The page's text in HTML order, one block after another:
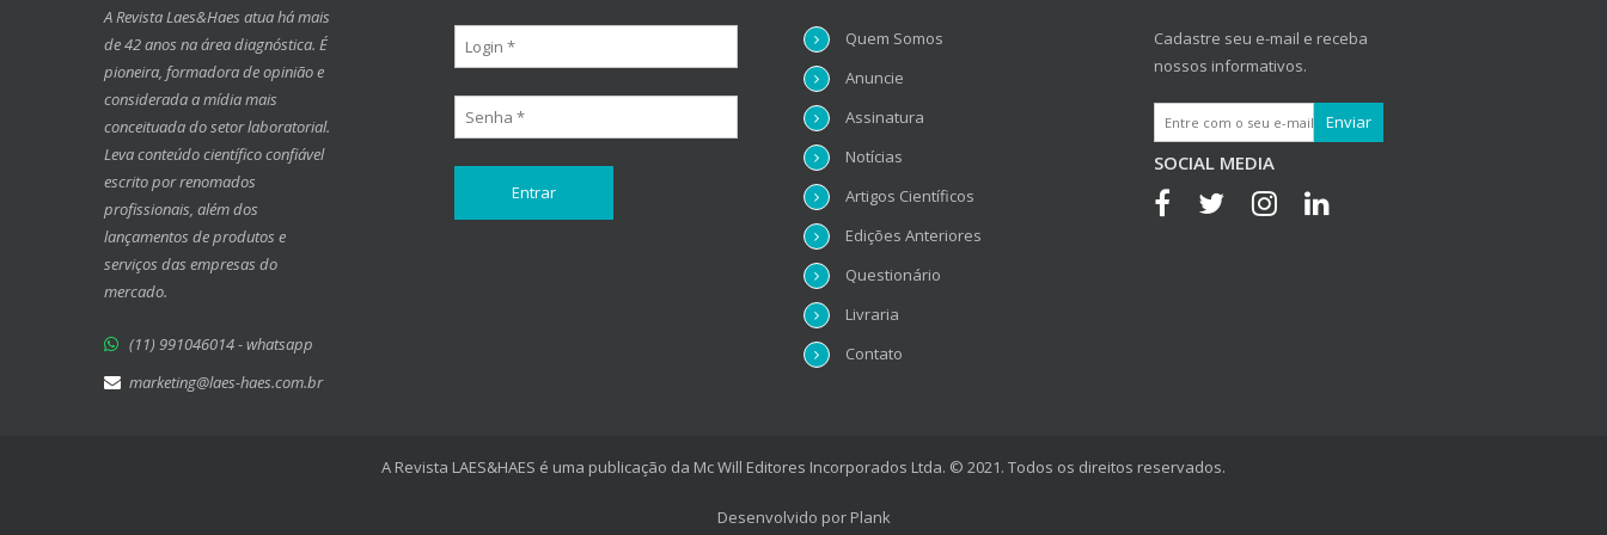
A Revista Laes&Haes atua há mais
de 42 anos na área diagnóstica. É
pioneira, formadora de opinião e
considerada a mídia mais
conceituada do setor laboratorial.
Leva conteúdo científico confiável
escrito por renomados
profissionais, além dos
lançamentos de produtos e
serviços das empresas do
mercado.
(11) 991046014 - whatsapp
marketing@laes-haes.com.br
Quem Somos
Anuncie
Assinatura
Notícias
Artigos Científicos
Edições Anteriores
Questionário
Livraria
Contato
Cadastre seu e-mail e receba
nossos informativos.
SOCIAL MEDIA
A Revista LAES&HAES é uma publicação da Mc Will Editores Incorporados Ltda. © 2021. Todos os direitos reservados.
Desenvolvido por Plank